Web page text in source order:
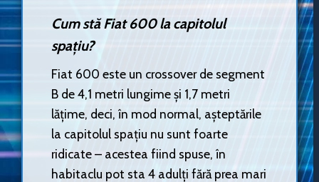
Cum stă Fiat 600 la capitolul
spațiu?
Fiat 600 este un crossover de segment
B de 4,1 metri lungime și 1,7 metri
lățime, deci, în mod normal, așteptările
la capitolul spațiu nu sunt foarte
ridicate – acestea fiind spuse, în
habitaclu pot sta 4 adulți fără prea mari